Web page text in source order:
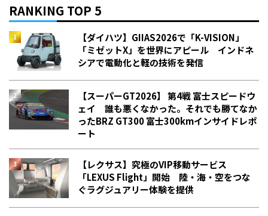
RANKING TOP 5
【ダイハツ】GIIAS2026で「K-VISION」
「ミゼットX」を世界にアピール インドネ
シアで電動化と軽の技術を発信
【スーパーGT2026】 第4戦 富士スピードウ
ェイ 誰も悪くなかった。それでも勝てなか
った――BRZ GT300 富士300kmインサイドレポ
ート
【レクサス】究極のVIP移動サービス
「LEXUS Flight」開始 陸・海・空をつな
ぐラグジュアリー体験を提供